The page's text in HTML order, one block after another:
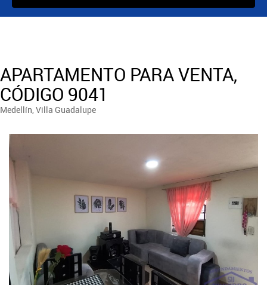
APARTAMENTO PARA VENTA,
CÓDIGO 9041
Medellín, Villa Guadalupe